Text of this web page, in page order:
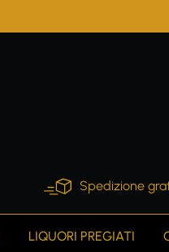
Spedizione
LIQUORI PREGIATI